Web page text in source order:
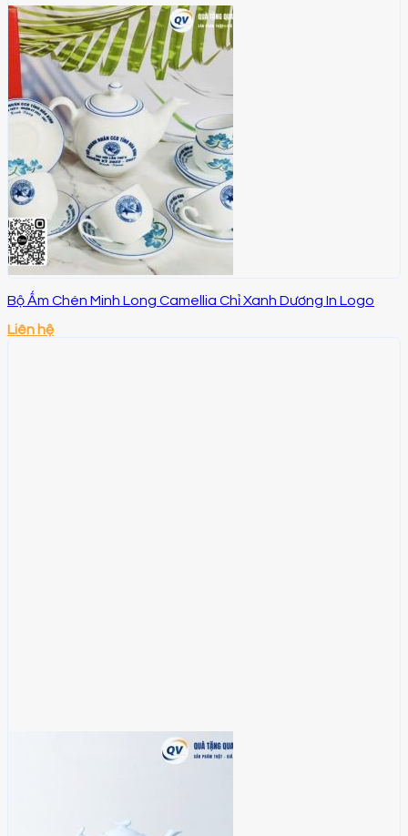
Bộ Ấm Chén Minh Long Camellia Chỉ Xanh Dương In Logo
Liên hệ